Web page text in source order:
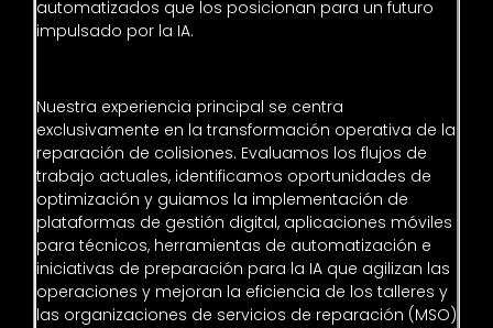
automatizados que los posicionan para un futuro
impulsado por la IA.
Nuestra experiencia principal se centra
exclusivamente en la transformación operativa de la
reparación de colisiones. Evaluamos los flujos de
trabajo actuales, identificamos oportunidades de
optimización y guiamos la implementación de
plataformas de gestión digital, aplicaciones móviles
para técnicos, herramientas de automatización e
iniciativas de preparación para la IA que agilizan las
operaciones y mejoran la eficiencia de los talleres y
las organizaciones de servicios de reparación (MSO)